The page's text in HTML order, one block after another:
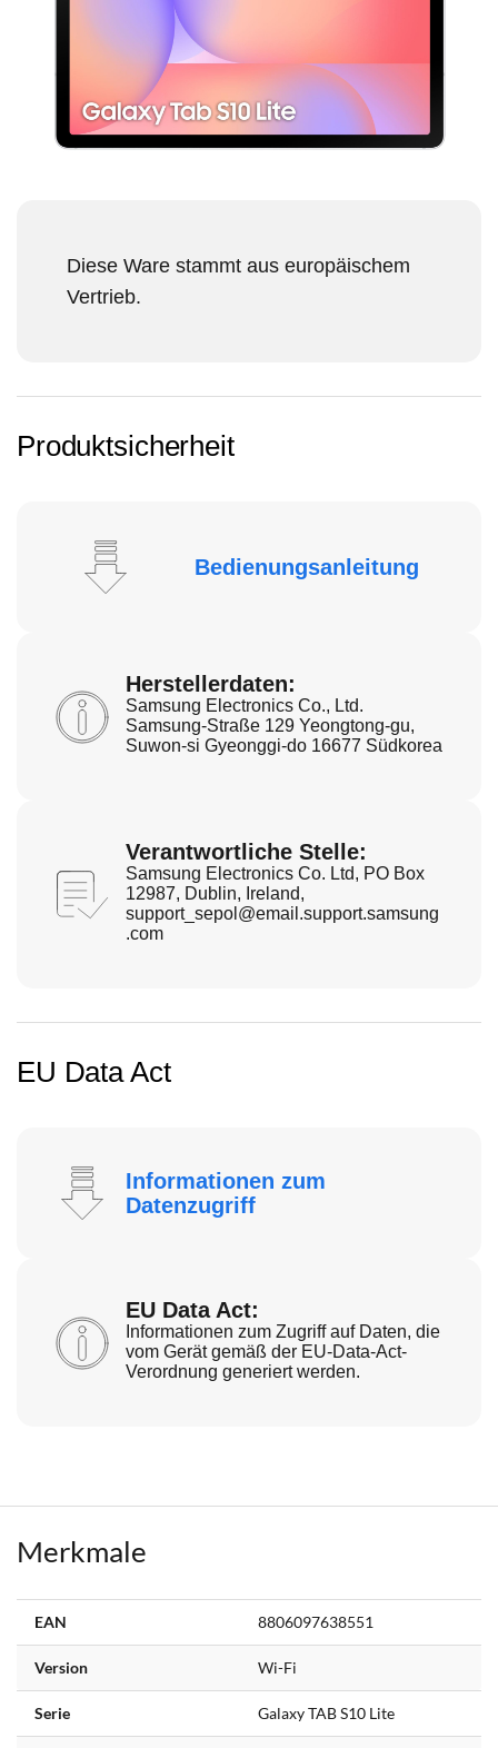
Diese Ware stammt aus europäischem
Vertrieb.
Produktsicherheit
Bedienungsanleitung
Herstellerdaten:
Samsung Electronics Co., Ltd.
Samsung-Straße 129 Yeongtong-gu,
Suwon-si Gyeonggi-do 16677 Südkorea
Verantwortliche Stelle:
Samsung Electronics Co. Ltd, PO Box
12987, Dublin, Ireland,
support_sepol@email.support.samsung
.com
EU Data Act
Informationen zum
Datenzugriff
EU Data Act:
Informationen zum Zugriff auf Daten, die
vom Gerät gemäß der EU-Data-Act-
Verordnung generiert werden.
Merkmale
EAN 8806097638551
Version Wi-Fi
Serie Galaxy TAB S10 Lite